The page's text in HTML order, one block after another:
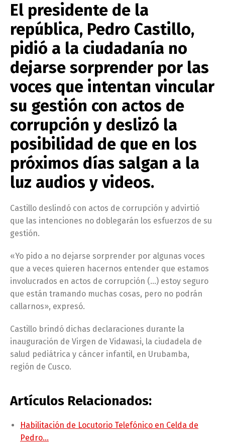
El presidente de la
república, Pedro Castillo,
pidió a la ciudadanía no
dejarse sorprender por las
voces que intentan vincular
su gestión con actos de
corrupción y deslizó la
posibilidad de que en los
próximos días salgan a la
luz audios y videos.
Castillo deslindó con actos de corrupción y advirtió
que las intenciones no doblegarán los esfuerzos de su
gestión.
«Yo pido a no dejarse sorprender por algunas voces
que a veces quieren hacernos entender que estamos
involucrados en actos de corrupción (…) estoy seguro
que están tramando muchas cosas, pero no podrán
callarnos», expresó.
Castillo brindó dichas declaraciones durante la
inauguración de Virgen de Vidawasi, la ciudadela de
salud pediátrica y cáncer infantil, en Urubamba,
región de Cusco.
Artículos Relacionados:
Habilitación de Locutorio Telefónico en Celda de
Pedro…